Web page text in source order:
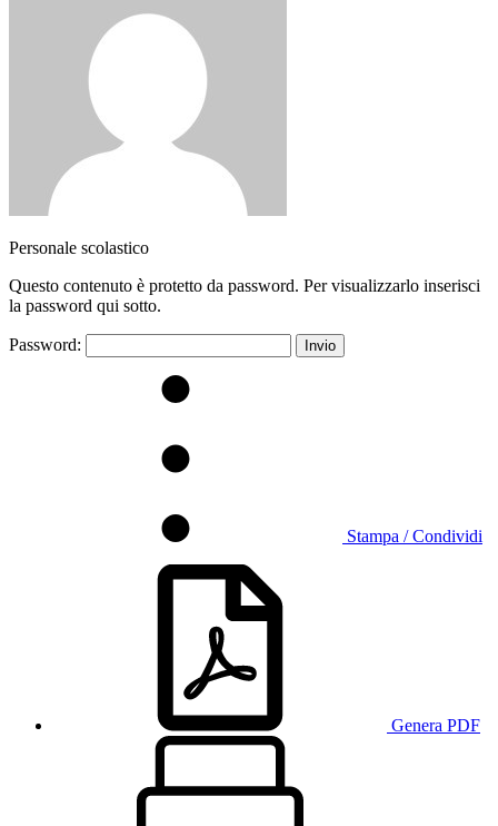
Personale scolastico
Questo contenuto è protetto da password. Per visualizzarlo inserisci
la password qui sotto.
Password:
Stampa / Condividi
Genera PDF